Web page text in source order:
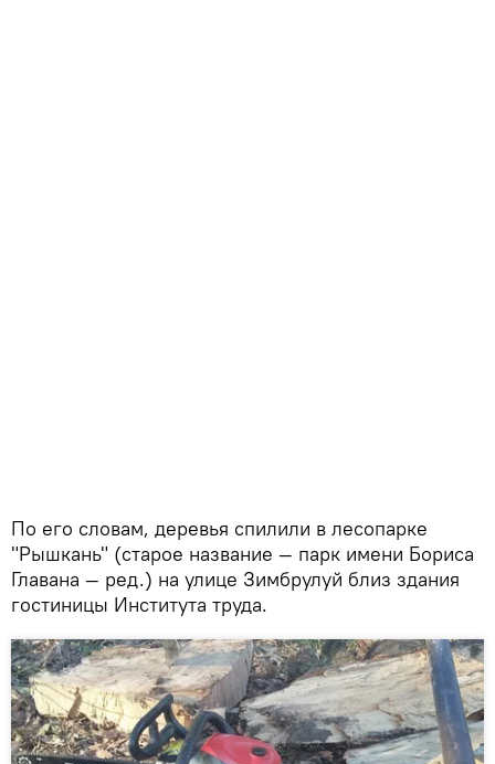
По его словам, деревья спилили в лесопарке
"Рышкань" (старое название — парк имени Бориса
Главана — ред.) на улице Зимбрулуй близ здания
гостиницы Института труда.